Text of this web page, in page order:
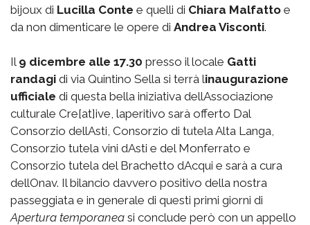
bijoux di Lucilla Conte e quelli di Chiara Malfatto e
da non dimenticare le opere di Andrea Visconti.
Il 9 dicembre alle 17.30 presso il locale  Gatti
randagi  di via Quintino Sella si terrà linaugurazione
ufficiale di questa bella iniziativa dellAssociazione
culturale Cre[at]ive, laperitivo sarà offerto Dal
Consorzio dellAsti, Consorzio di tutela Alta Langa,
Consorzio tutela vini dAsti e del Monferrato e
Consorzio tutela del Brachetto dAcqui e sarà a cura
dellOnav. Il bilancio davvero positivo della nostra
passeggiata e in generale di questi primi giorni di
Apertura temporanea  si conclude però con un appello